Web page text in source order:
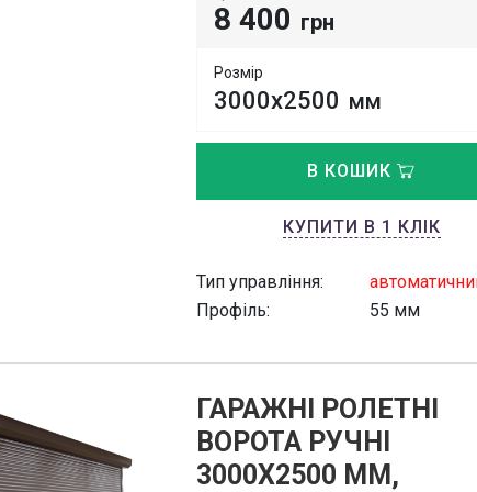
8 400 грн
Розмір
3000х2500 мм
В КОШИК
КУПИТИ В 1 КЛІК
Тип управління:
Профіль:
55 мм
ГАРАЖНІ РОЛЕТНІ
ВОРОТА РУЧНІ
3000Х2500 ММ,